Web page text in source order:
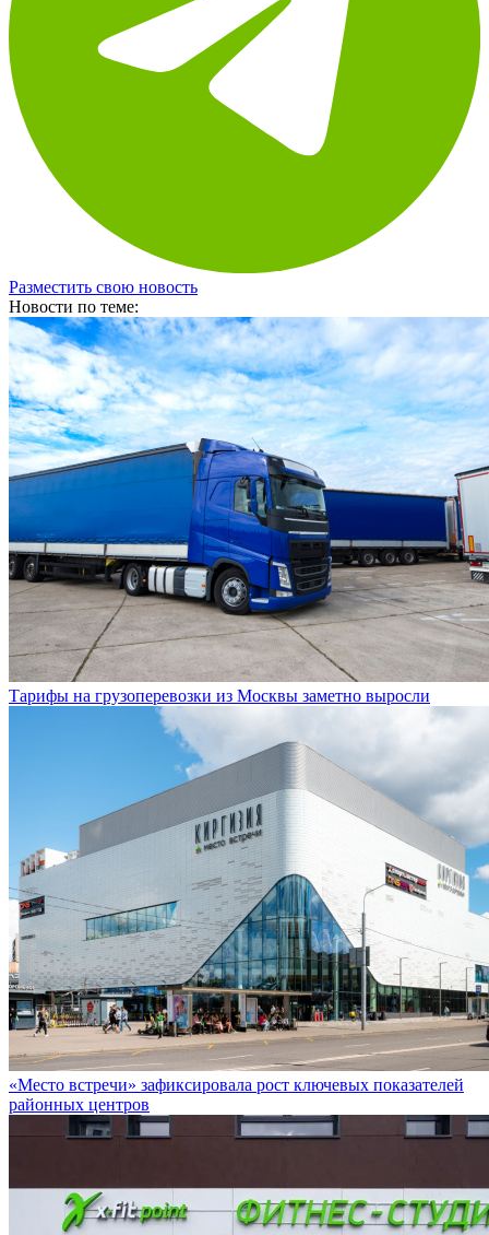
Разместить свою новость
Новости по теме:
Тарифы на грузоперевозки из Москвы заметно выросли
«Место встречи» зафиксировала рост ключевых показателей
районных центров